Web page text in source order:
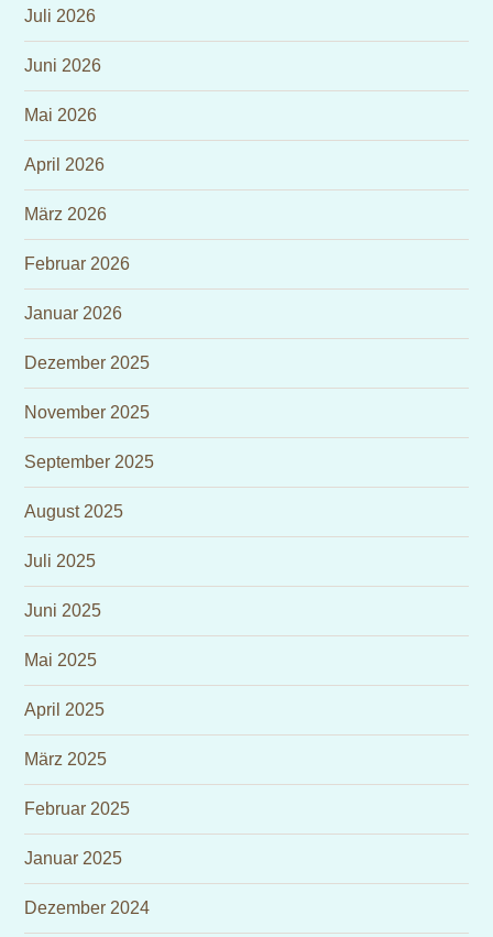
Juli 2026
Juni 2026
Mai 2026
April 2026
März 2026
Februar 2026
Januar 2026
Dezember 2025
November 2025
September 2025
August 2025
Juli 2025
Juni 2025
Mai 2025
April 2025
März 2025
Februar 2025
Januar 2025
Dezember 2024